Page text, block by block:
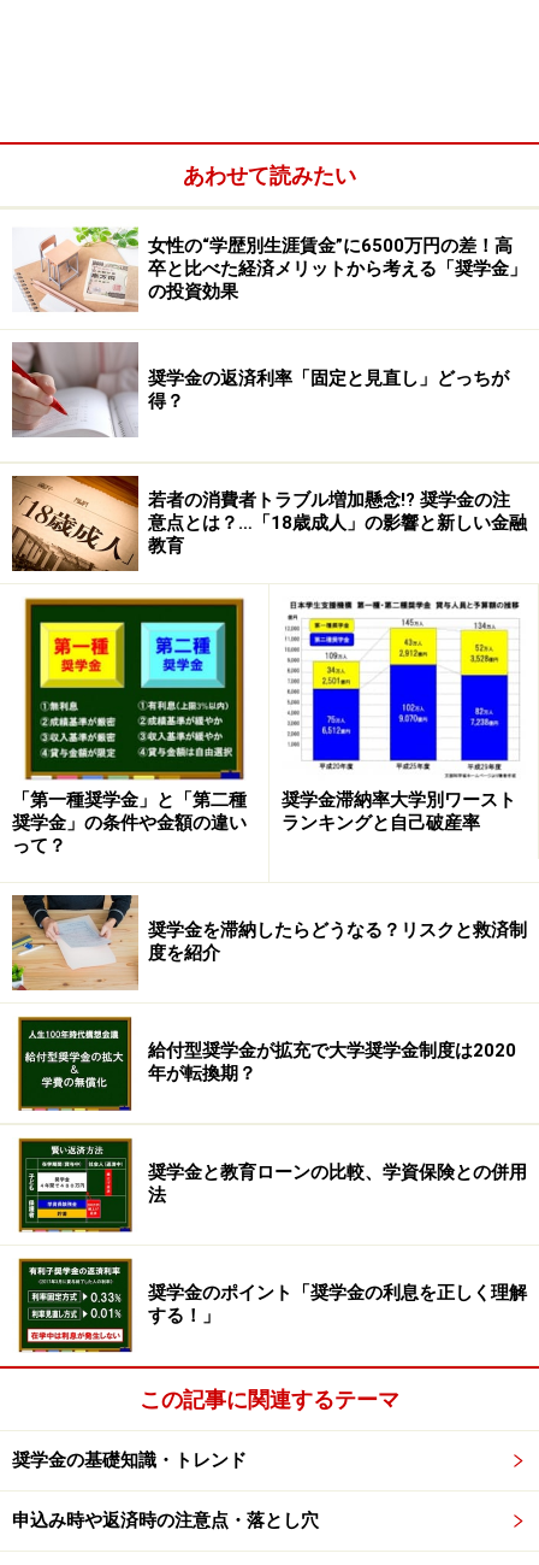
どにより、サラ金問題は消滅したかのようにみえます。
の多くが、今では大手銀行の子会社となり存続している
という事実です。
18歳で信用情報に「金融事故者」として履
歴が残ってしまう可能性が
た金融業者は少数派でしたが、それらの企業の業績次第
では、同方針へシフトする同業者が増加していくことが
容易に想像できます。
少子高齢化社会で肝心の高齢者世代がお金を使わない
中、若年世代を新たなターゲット市場として取り組む企
業が現れることはビジネス論的には当然のことかもしれ
ません。
しかもネット社会となった現在では、カードローンなど
は対面ではなくWeb申し込みが主流です。今後はスマホ
で簡単に借りられる「小口金融」がさらに増えてくる
しょう。
例えば、今回の新型コロナのような感染拡大の影響によ
り、アルバイトができなくなったため5万円を借りたと
します。仮に月々3000円の返済だとしても、滞納すれば
18歳で信用情報に「金融事故者」として履歴が残ってし
まうという事態が起こり得る
18歳成人で奨学金はどうなる？
日本学生支援機構の奨学金には、高校3年生の春に申し
込む「予約採用」と進学後に申し込む「在学採用」の2
つの方法があります。
18歳成人になることにより、予約採用で申し込む高校3
年生には未成年（17歳）と成年（18歳）が混在する
請者は、成人として奨学金を申し込むことになります
が、
あわせて読みたい
女性の“学歴別生涯賃金”に6500万円の差！高
卒と比べた経済メリットから考える「奨学金」
の投資効果
奨学金の返済利率「固定と見直し」どっちが
得？
若者の消費者トラブル増加懸念!? 奨学金の注
意点とは？…「18歳成人」の影響と新しい金融
教育
「第一種奨学金」と「第二種
奨学金」の条件や金額の違い
って？
奨学金滞納率大学別ワースト
ランキングと自己破産率
奨学金を滞納したらどうなる？リスクと救済制
度を紹介
給付型奨学金が拡充で大学奨学金制度は2020
年が転換期？
奨学金と教育ローンの比較、学資保険との併用
法
奨学金のポイント「奨学金の利息を正しく理解
する！」
この記事に関連するテーマ
奨学金の基礎知識・トレンド
申込み時や返済時の注意点・落とし穴